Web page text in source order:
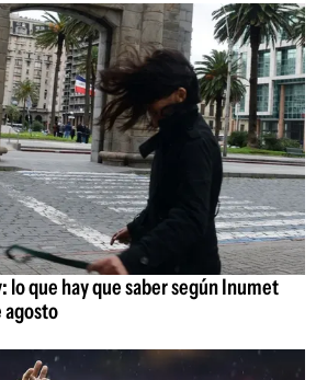
lo que hay que saber según Inumet
agosto